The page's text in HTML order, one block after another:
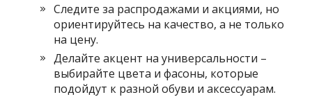
Следите за распродажами и акциями, но
ориентируйтесь на качество, а не только
на цену.
Делайте акцент на универсальности –
выбирайте цвета и фасоны, которые
подойдут к разной обуви и аксессуарам.